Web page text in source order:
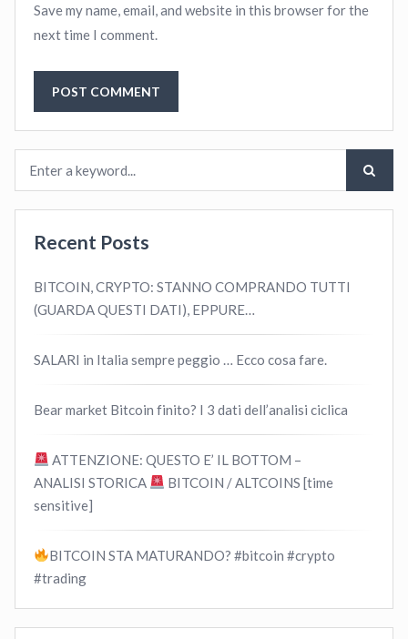
Save my name, email, and website in this browser for the
next time I comment.
Recent Posts
BITCOIN, CRYPTO: STANNO COMPRANDO TUTTI
(GUARDA QUESTI DATI), EPPURE…
SALARI in Italia sempre peggio … Ecco cosa fare.
Bear market Bitcoin finito? I 3 dati dell’analisi ciclica
ATTENZIONE: QUESTO E’ IL BOTTOM –
ANALISI STORICA
BITCOIN / ALTCOINS [time
sensitive]
BITCOIN STA MATURANDO? #bitcoin #crypto
#trading